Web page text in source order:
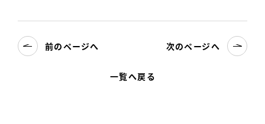
一覧へ戻る
前のページへ 次のページへ